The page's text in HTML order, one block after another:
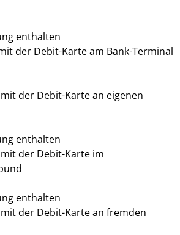
enthalten
der Debit-Karte am Bank-Terminal
der Debit-Karte an eigenen
enthalten
der Debit-Karte im
enthalten
der Debit-Karte an fremden